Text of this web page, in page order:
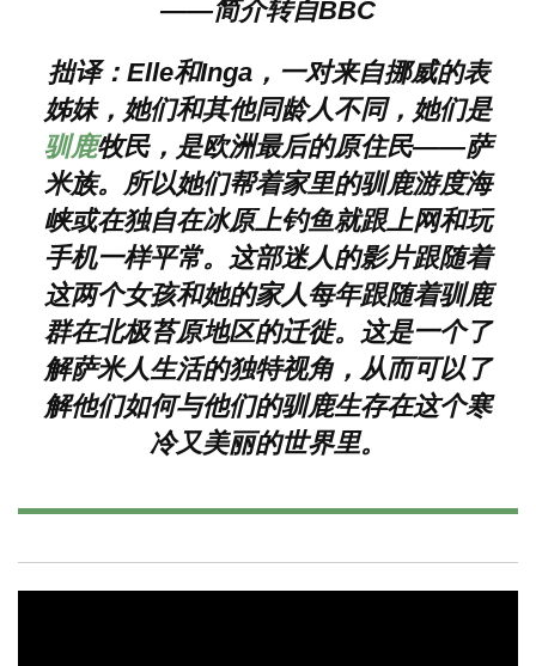
——简介转自BBC
拙译：Elle和Inga，一对来自挪威的表
姊妹，她们和其他同龄人不同，她们是
驯鹿牧民，是欧洲最后的原住民——萨
米族。所以她们帮着家里的驯鹿游度海
峡或在独自在冰原上钓鱼就跟上网和玩
手机一样平常。这部迷人的影片跟随着
这两个女孩和她的家人每年跟随着驯鹿
群在北极苔原地区的迁徙。这是一个了
解萨米人生活的独特视角，从而可以了
解他们如何与他们的驯鹿生存在这个寒
冷又美丽的世界里。